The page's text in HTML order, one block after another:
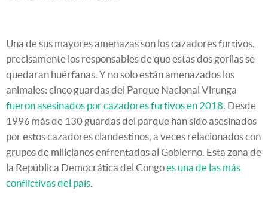
Una de sus mayores amenazas son los cazadores furtivos,
precisamente los responsables de que estas dos gorilas se
quedaran huérfanas. Y no solo están amenazados los
animales: cinco guardas del Parque Nacional Virunga
fueron asesinados por cazadores furtivos en 2018. Desde
1996 más de 130 guardas del parque han sido asesinados
por estos cazadores clandestinos, a veces relacionados con
grupos de milicianos enfrentados al Gobierno. Esta zona de
la República Democrática del Congoes una de las más
conflictivas del país.